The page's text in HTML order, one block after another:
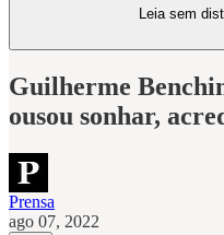
Leia sem
Guilherme
ousou sonhar,
Prensa
ago 07, 2022